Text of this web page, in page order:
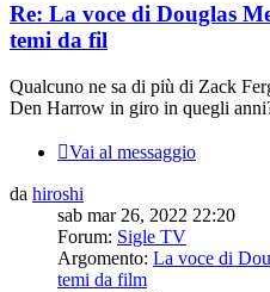
Re: La voce di Douglas
temi da fil
Qualcuno ne sa di più di Zack
Den Harrow in giro in quegli
Vai al messaggio
da hiroshi
sab mar 26, 2022 22:20
Forum: Sigle TV
Argomento: La voce di
temi da film